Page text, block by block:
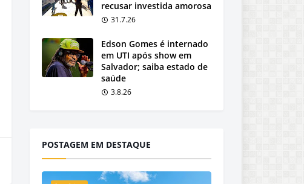
recusar investida amorosa
31.7.26
Edson Gomes é internado
em UTI após show em
Salvador; saiba estado de
saúde
3.8.26
POSTAGEM EM DESTAQUE